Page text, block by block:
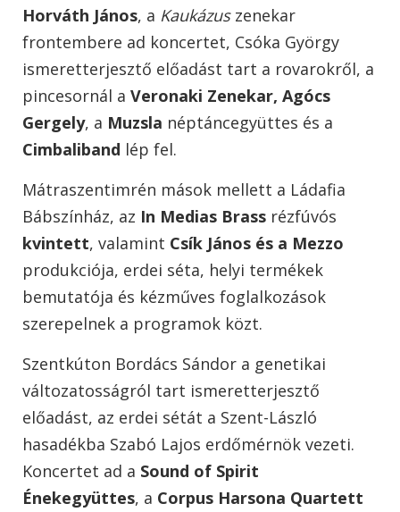
Horváth János, a Kaukázuszenekar
frontembere ad koncertet, Csóka György
ismeretterjesztő előadást tart a rovarokről, a
pincesornál a Veronaki Zenekar, Agócs
Gergely, a Muzsla néptáncegyüttes és a
Cimbaliband lép fel.
Mátraszentimrén mások mellett a Ládafia
Bábszínház, az In Medias Brass rézfúvós
kvintett, valamint Csík János és a Mezzo
produkciója, erdei séta, helyi termékek
bemutatója és kézműves foglalkozások
szerepelnek a programok közt.
Szentkúton Bordács Sándor a genetikai
változatosságról tart ismeretterjesztő
előadást, az erdei sétát a Szent-László
hasadékba Szabó Lajos erdőmérnök vezeti.
Koncertet ad a Sound of Spirit
Énekegyüttes, a Corpus Harsona Quartett